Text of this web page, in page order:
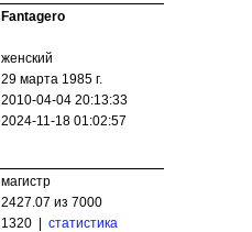
Fantagero
женский
29 марта 1985 г.
2010-04-04 20:13:33
2024-11-18 01:02:57
магистр
2427.07 из 7000
1320 | статистика